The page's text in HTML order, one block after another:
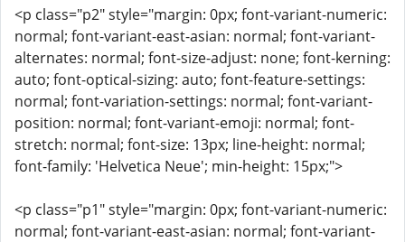
<p class="p2" style="margin: 0px; font-variant-numeric:
normal; font-variant-east-asian: normal; font-variant-
alternates: normal; font-size-adjust: none; font-kerning:
auto; font-optical-sizing: auto; font-feature-settings:
normal; font-variation-settings: normal; font-variant-
position: normal; font-variant-emoji: normal; font-
stretch: normal; font-size: 13px; line-height: normal;
font-family: 'Helvetica Neue'; min-height: 15px;">
<p class="p1" style="margin: 0px; font-variant-numeric:
normal; font-variant-east-asian: normal; font-variant-